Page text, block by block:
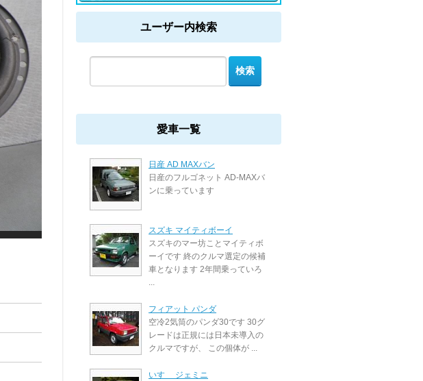
ユーザー内検索
愛車一覧
日産 AD MAXバン
日産のフルゴネット AD-MAXバ
ンに乗っています
スズキ マイティボーイ
スズキのマー坊ことマイティボ
ーイです 終のクルマ選定の候補
車となります 2年間乗っていろ
...
フィアット パンダ
空冷2気筒のパンダ30です 30グ
レードは正規には日本未導入の
クルマですが、 この個体が ...
いすゞ ジェミニ